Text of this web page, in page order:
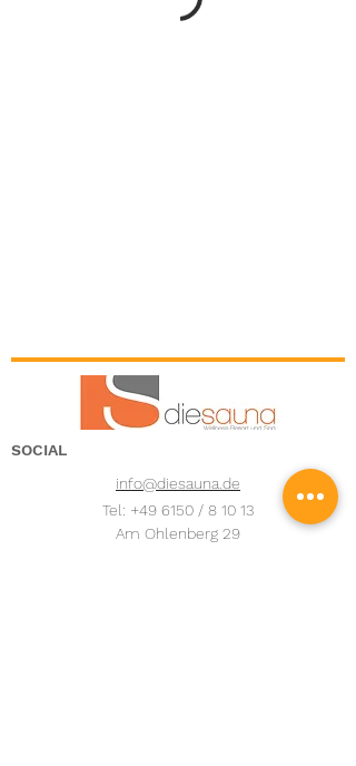
SOCIAL
info@diesauna.de
Tel: +49 6150 / 8 10 13
Am Ohlenberg 29